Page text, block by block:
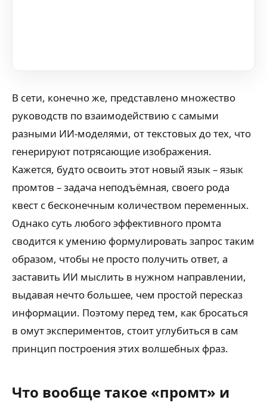
В сети, конечно же, представлено множество
руководств по взаимодействию с самыми
разными ИИ-моделями, от текстовых до тех, что
генерируют потрясающие изображения.
Кажется, будто освоить этот новый язык – язык
промтов – задача неподъёмная, своего рода
квест с бесконечным количеством переменных.
Однако суть любого эффективного промта
сводится к умению формулировать запрос таким
образом, чтобы не просто получить ответ, а
заставить ИИ мыслить в нужном направлении,
выдавая нечто большее, чем простой пересказ
информации. Поэтому перед тем, как бросаться
в омут экспериментов, стоит углубиться в сам
принцип построения этих волшебных фраз.
Что вообще такое «промт» и